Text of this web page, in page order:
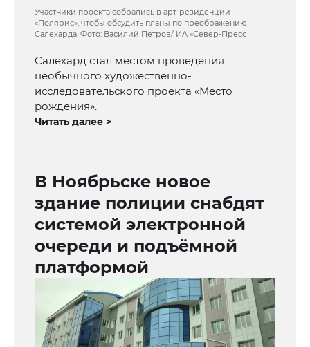
Участники проекта собрались в арт-резиденции
«Полярис», чтобы обсудить планы по преображению
Салехарда. Фото: Василий Петров/ ИА «Север-Пресс
Салехард стал местом проведения
необычного художественно-
исследовательского проекта «Место
рождения».
Читать далее >
В Ноябрьске новое
здание полиции снабдят
системой электронной
очереди и подъёмной
платформой